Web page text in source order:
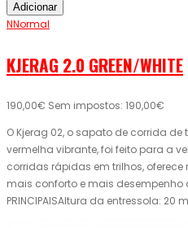
Adicionar
NNormal
KJERAG 2.0 GREEN/WHITE
190,00€ Sem impostos: 190,00€
O Kjerag 02, o sapato de corrida
vermelha vibrante, foi feito para a
corridas rápidas em trilhos,
mais conforto e mais desempenho
PRINCIPAISAltura da entressola: 20